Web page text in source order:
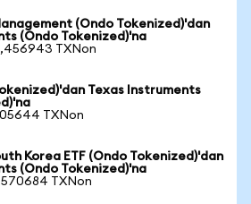
(Ondo Tokenized)'dan
(Ondo Tokenized)'na
TXNon
Texas Instruments
TXNon
Korea ETF (Ondo Tokenized)'dan
(Ondo Tokenized)'na
TXNon